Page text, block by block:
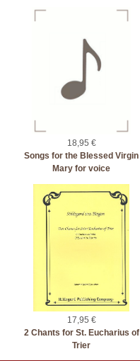
18,95 €
Songs for the Blessed Virgin
Mary for voice
17,95 €
2 Chants for St. Eucharius of
Trier